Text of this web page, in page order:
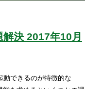
解決 2017年10月
動できるのが特徴的な